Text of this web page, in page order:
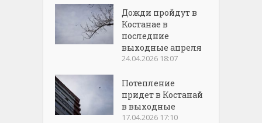
Дожди пройдут в
Костанае в
последние
выходные апреля
24.04.2026 18:07
Потепление
придет в Костанай
в выходные
17.04.2026 17:10